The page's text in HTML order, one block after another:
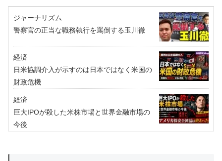
ジャーナリズム
警察官の正当な職務執行を罵倒する玉川徹
経済
日米協調介入が示すのは日本ではなく米国の
財政危機
経済
巨大IPOが殺した米株市場と世界金融市場の
今後